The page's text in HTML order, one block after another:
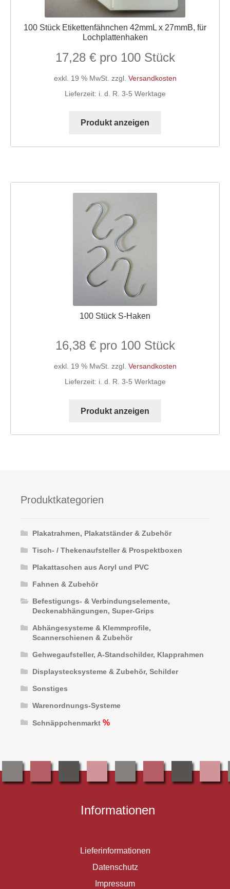
100 Stück Etikettenfähnchen 42mmL x 27mmB, für
Lochplattenhaken
17,28 €
exkl. 19 % MwSt. zzgl. Versandkosten
Lieferzeit: i. d. R. 3-5 Werktage
Produkt anzeigen
100 Stück S-Haken
16,38 €
exkl. 19 % MwSt. zzgl. Versandkosten
Lieferzeit: i. d. R. 3-5 Werktage
Produkt anzeigen
Produktkategorien
Plakatrahmen, Plakatständer & Zubehör
Tisch- / Thekenaufsteller & Prospektboxen
Plakattaschen aus Acryl und PVC
Fahnen & Zubehör
Befestigungs- & Verbindungselemente,
Deckenabhängungen, Super-Grips
Abhängesysteme & Klemmprofile,
Scannerschienen & Zubehör
Gehwegaufsteller, A-Standschilder, Klapprahmen
Displaystecksysteme & Zubehör, Schilder
Sonstiges
Warenordnungs-Systeme
Schnäppchenmarkt
Informationen
Lieferinformationen
Datenschutz
Impressum